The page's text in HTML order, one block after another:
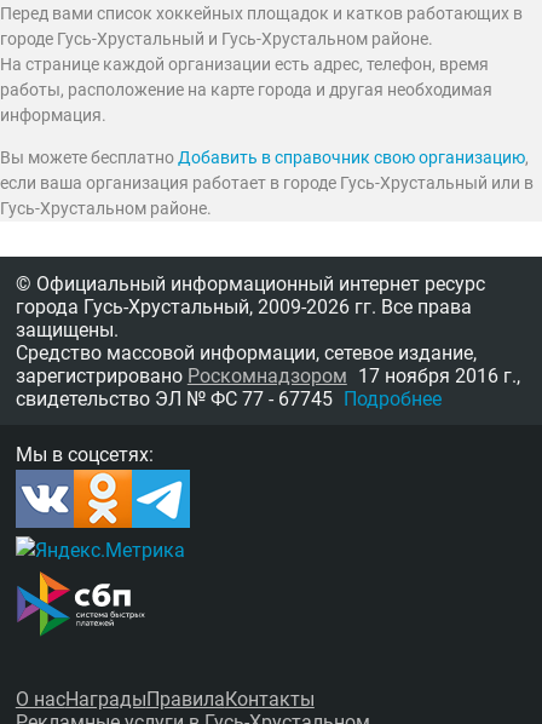
Перед вами список хоккейных площадок и катков работающих в
городе Гусь-Хрустальный и Гусь-Хрустальном районе.
На странице каждой организации есть адрес, телефон, время
работы, расположение на карте города и другая необходимая
информация.
Вы можете бесплатноДобавить в справочник свою организацию,
если ваша организация работает в городе Гусь-Хрустальный или в
Гусь-Хрустальном районе.
© Официальный информационный интернет ресурс
города Гусь-Хрустальный, 2009-2026 гг. Все права
защищены.
Средство массовой информации, сетевое издание,
зарегистрировано Роскомнадзором 17 ноября 2016 г.,
свидетельство ЭЛ № ФС 77 - 67745 Подробнее
Мы в соцсетях:
О насНаграды Правила Контакты